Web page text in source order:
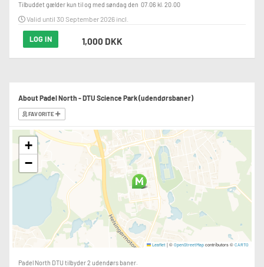
Tilbuddet gælder kun til og med søndag den  07.06 kl. 20.00
Valid until 30 September 2026 incl.
LOG IN 1,000 DKK
About Padel North - DTU Science Park (udendørsbaner)
FAVORITE
+
−
Leaflet |© OpenStreetMap contributors © CARTO
Padel North DTU tilbyder 2 udendørs baner.